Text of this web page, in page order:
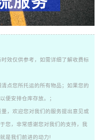
时效仅供参考，如需详细了解收费标
点您所托运的所有物品；如果您的
便安排仓库存放。；
，欢迎您对我们的服务提出意见或
您，非常感谢您对我们的支持，我
是我们前进的动力!